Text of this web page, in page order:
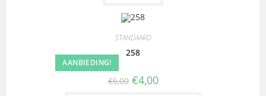
AANBIEDING!
STANDAARD
258
€6,00 €4,00